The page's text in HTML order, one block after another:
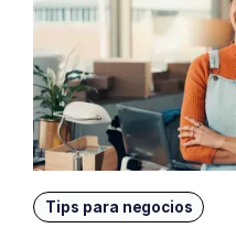
Tips para negocios